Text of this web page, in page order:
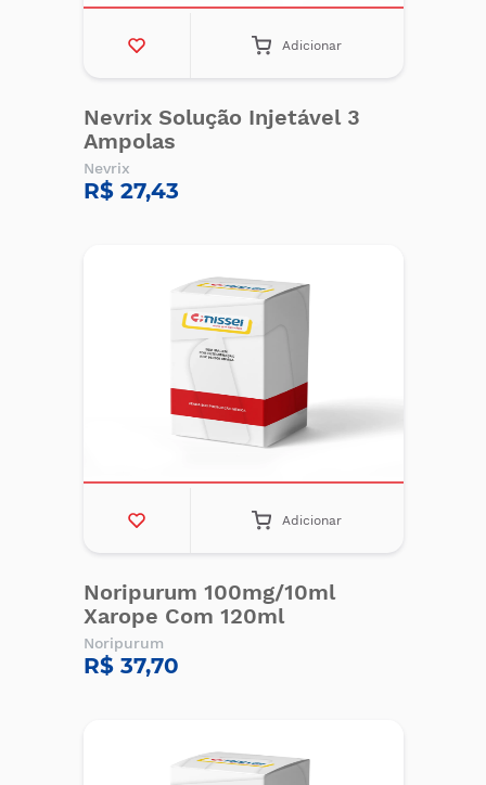
Adicionar
Nevrix Solução Injetável 3
Ampolas
Nevrix
R$ 27,43
Adicionar
Noripurum 100mg/10ml
Xarope Com 120ml
Noripurum
R$ 37,70